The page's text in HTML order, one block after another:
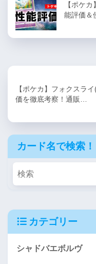
【ポケ
能評価＆
【ポケカ】フォクスラ
価を徹底考察！通販…
カード名で検索！
カテゴリー
シャドバエボルヴ